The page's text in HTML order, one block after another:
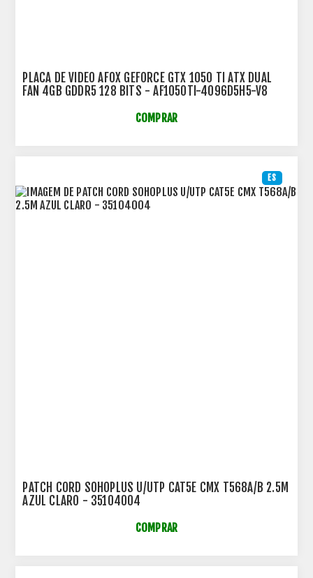
PLACA DE VIDEO AFOX GEFORCE GTX 1050 TI ATX DUAL
FAN 4GB GDDR5 128 BITS - AF1050TI-4096D5H5-V8
COMPRAR
ES
PATCH CORD SOHOPLUS U/UTP CAT5E CMX T568A/B 2.5M
AZUL CLARO - 35104004
COMPRAR